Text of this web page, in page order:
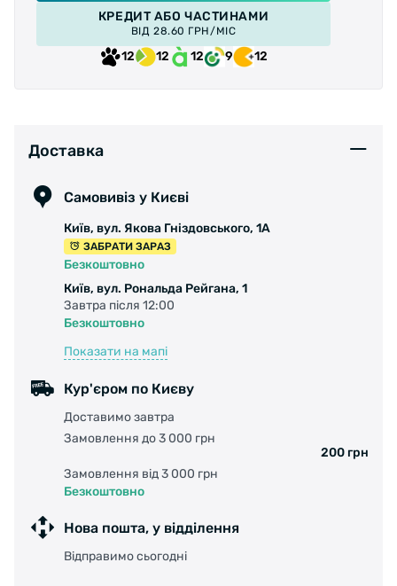
Корд: Cтальная
КРЕДИТ АБО ЧАСТИНАМИ
ВІД 28.60 ГРН/МІС
12 12 12 9 12
Доставка
Самовивіз у Києві
Київ, вул. Якова Гніздовського, 1А
ЗАБРАТИ ЗАРАЗ
Безкоштовно
Київ, вул. Рональда Рейгана, 1
Завтра після 12:00
Безкоштовно
Показати на мапі
Кур'єром по Києву
Доставимо завтра
Замовлення до 3 000 грн
200 грн
Замовлення від 3 000 грн
Безкоштовно
Нова пошта, у відділення
Відправимо сьогодні